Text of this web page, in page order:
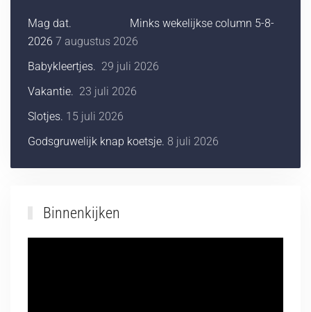
Mag dat. Minks wekelijkse column 5-8-
2026 7 augustus 2026
Babykleertjes. 29 juli 2026
Vakantie. 23 juli 2026
Slotjes. 15 juli 2026
Godsgruwelijk knap koetsje. 8 juli 2026
Binnenkijken